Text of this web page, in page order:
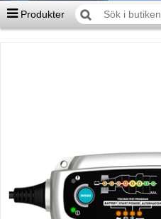
Produkter
Honda - Utombordare
HonWave - Gummibåtar
Honda - Elverk & Pumpar